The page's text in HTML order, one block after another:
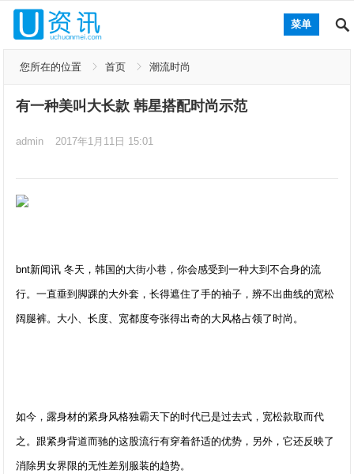
菜单
您所在的位置 首页 潮流时尚
有一种美叫大长款 韩星搭配时尚示范
admin 2017年1月11日 15:01
bnt新闻讯 冬天，韩国的大街小巷，你会感受到一种大到不合身的流
行。一直垂到脚踝的大外套，长得遮住了手的袖子，辨不出曲线的宽松
阔腿裤。大小、长度、宽都度夸张得出奇的大风格占领了时尚。
如今，露身材的紧身风格独霸天下的时代已是过去式，宽松款取而代
之。跟紧身背道而驰的这股流行有穿着舒适的优势，另外，它还反映了
消除男女界限的无性差别服装的趋势。